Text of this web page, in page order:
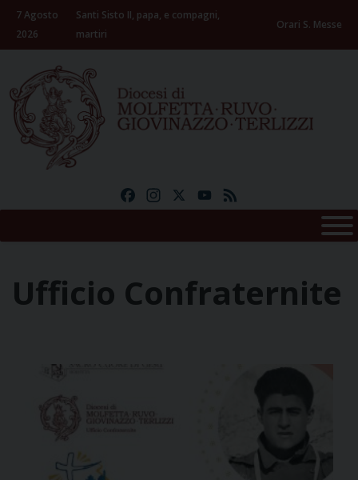
Skip
content
7 Agosto
2026
Santi Sisto II, papa, e compagni,
martiri
Orari S. Messe
FacebookInstagramYouTube
Ufficio Confraternite